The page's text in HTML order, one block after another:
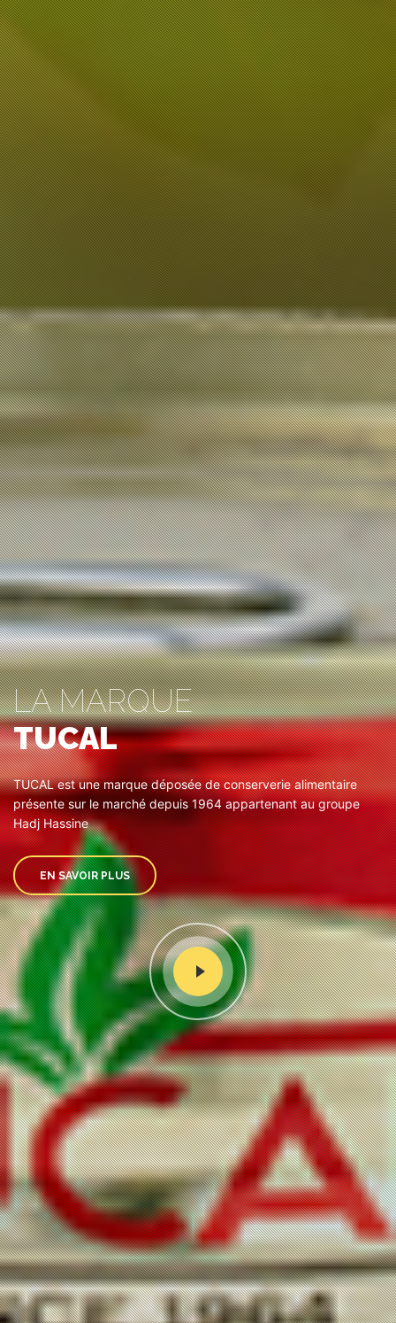
LA MARQUE
TUCAL
TUCAL est une marque déposée de conserverie alimentaire
présente sur le marché depuis 1964 appartenant au groupe
Hadj Hassine
EN SAVOIR PLUS